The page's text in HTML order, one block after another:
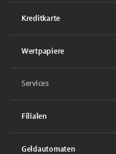
Kreditkarte
Wertpapiere
Services
Filialen
Geldautomaten